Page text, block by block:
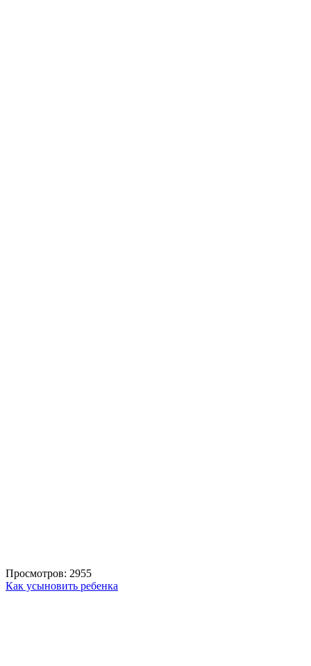
Просмотров: 2955
Как усыновить ребенка